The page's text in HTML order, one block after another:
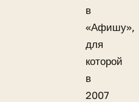
в
«Афишу»,
для
которой
в
2007